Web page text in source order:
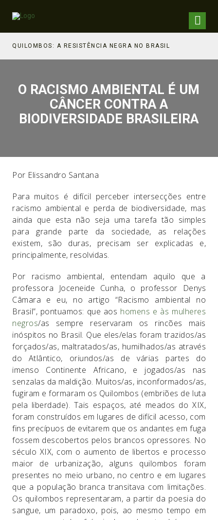
QUILOMBOS: A RESISTÊNCIA NEGRA NO BRASIL
O RACISMO AMBIENTAL É UM
CÂNCER CONTRA A
BIODIVERSIDADE BRASILEIRA
Por Elissandro Santana
Para muitos é difícil perceber intersecções entre
racismo ambiental e perda de biodiversidade, mas
ainda que esta não seja uma tarefa tão simples
para grande parte da sociedade, as relações
existem, são duras, precisam ser explicadas e,
principalmente, resolvidas.
Por racismo ambiental, entendam aquilo que a
professora Joceneide Cunha, o professor Denys
Câmara e eu, no artigo “Racismo ambiental no
Brasil”, pontuamos: que aos homens e às mulheres
negros/as sempre reservaram os rincões mais
inóspitos no Brasil. Que eles/elas foram trazidos/as
forçados/as, maltratados/as, humilhados/as através
do Atlântico, oriundos/as de várias partes do
imenso Continente Africano, e jogados/as nas
senzalas da maldição. Muitos/as, inconformados/as,
fugiram e formaram os Quilombos (embriões de luta
pela liberdade). Tais espaços, até meados do XIX,
foram construídos em lugares de difícil acesso, com
fins precípuos de evitarem que os andantes em fuga
fossem descobertos pelos brancos opressores. No
século XIX, com o aumento de libertos e processo
maior de urbanização, alguns quilombos foram
presentes no meio urbano, no centro e em lugares
que a população branca transitava com limitações.
Os quilombos representaram, a partir da poesia do
sangue, um paradoxo, pois, ao mesmo tempo em